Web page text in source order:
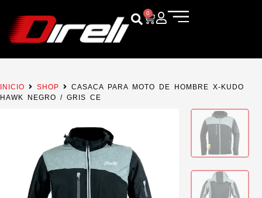
0
INICIO SHOP
CASACA PARA MOTO DE HOMBRE X-KUDO
HAWK NEGRO / GRIS CE